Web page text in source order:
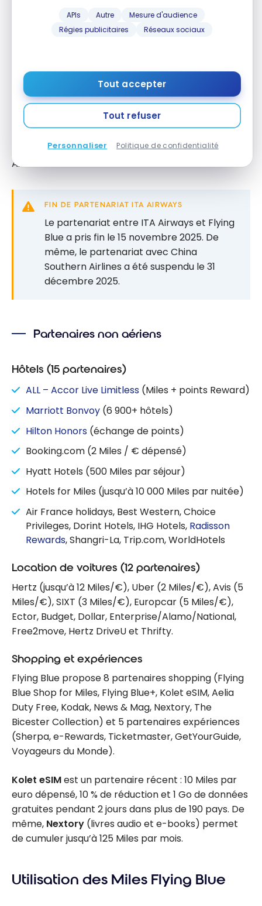
APIs Autre
Mesure d'audience
Régies publicitaires
Réseaux sociaux
Tout accepter
Tout refuser
Personnaliser Politique de confidentialité
Les dépenses annexes (sélection de siège, bagage
supplémentaire, menu à la carte, surclassement)
Compagnies aériennes partenaires
Flying Blue compte37 compagnies aériennes
partenaires
. Parmi les principales : Air France, KLM,
Atlantic, Etihad Airways, Kenya Airways et Japan
Airlines.
FIN DE PARTENARIAT ITA AIRWAYS
Le partenariat entre ITA Airways et Flying
Blue a pris fin le 15 novembre 2025. De
même, le partenariat avec China
Southern Airlines a été suspendu le 31
décembre 2025.
Partenaires non aériens
Hôtels (15 partenaires)
ALL – Accor Live Limitless (Miles + points Reward)
Marriott Bonvoy (6 900+ hôtels)
Hilton Honors (échange de points)
Booking.com (2 Miles / € dépensé)
Hyatt Hotels (500 Miles par séjour)
Hotels for Miles (jusqu’à 10 000 Miles par nuitée)
Air France holidays, Best Western, Choice
Privileges, Dorint Hotels, IHG Hotels, Radisson
Rewards, Shangri-La, Trip.com, WorldHotels
Location de voitures (12 partenaires)
Hertz (jusqu’à 12 Miles/€), Uber (2 Miles/€), Avis (5
Miles/€), SIXT (3 Miles/€), Europcar (5 Miles/€),
Ector, Budget, Dollar, Enterprise/Alamo/National,
Free2move, Hertz DriveU et Thrifty.
Shopping et expériences
Flying Blue propose 8 partenaires shopping (Flying
Blue Shop for Miles, Flying Blue+, Kolet eSIM, Aelia
Duty Free, Kodak, News & Mag, Nextory, The
Bicester Collection) et 5 partenaires expériences
(Sherpa, e-Rewards, Ticketmaster, GetYourGuide,
Voyageurs du Monde).
Kolet eSIMest un partenaire récent : 10 Miles par
euro dépensé, 10 % de réduction et 1 Go de données
gratuites pendant 2 jours dans plus de 190 pays. De
même, Nextory (livres audio et e-books) permet
de cumuler jusqu’à 125 Miles par mois.
Utilisation des Miles Flying Blue